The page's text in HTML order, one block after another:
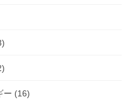
ー (16)